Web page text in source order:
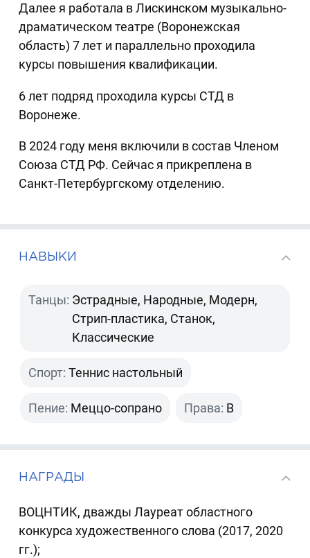
Далее я работала в Лискинском музыкально-
драматическом театре (Воронежская
область) 7 лет и параллельно проходила
курсы повышения квалификации.
6 лет подряд проходила курсы СТД в
Воронеже.
В 2024 году меня включили в состав Членом
Союза СТД РФ. Сейчас я прикреплена в
Санкт-Петербургскому отделению.
НАВЫКИ
Танцы: Эстрадные, Народные, Модерн,
Стрип-пластика, Станок,
Классические
Спорт: Теннис настольный
Пение: Меццо-сопрано Права: B
НАГРАДЫ
ВОЦНТИК, дважды Лауреат областного
конкурса художественного слова (2017, 2020
гг.);